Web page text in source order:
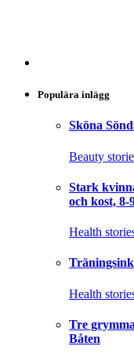
Populära inlägg
Sköna
Beauty
Stark
och kost, 8-
Health
Health
Tre
Båten